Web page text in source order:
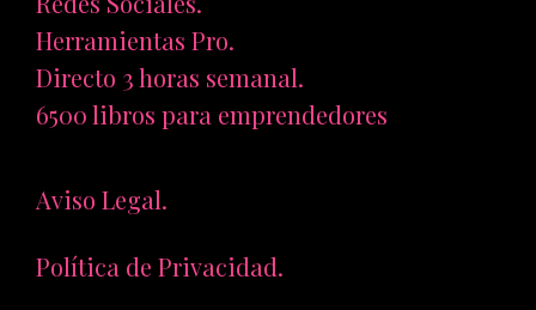
Herramientas Pro.
Directo 3 horas semanal.
6500 libros para emprendedores
Aviso Legal.
Política de Privacidad.